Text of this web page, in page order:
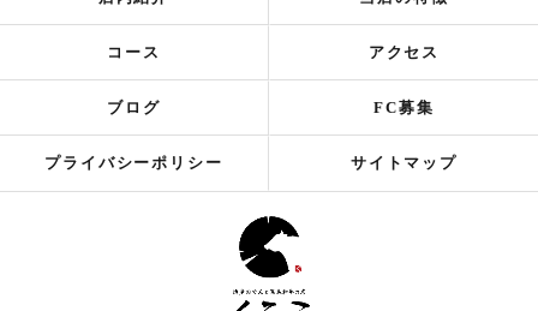
コース アクセス
ブログ FC募集
プライバシーポリシー サイトマップ